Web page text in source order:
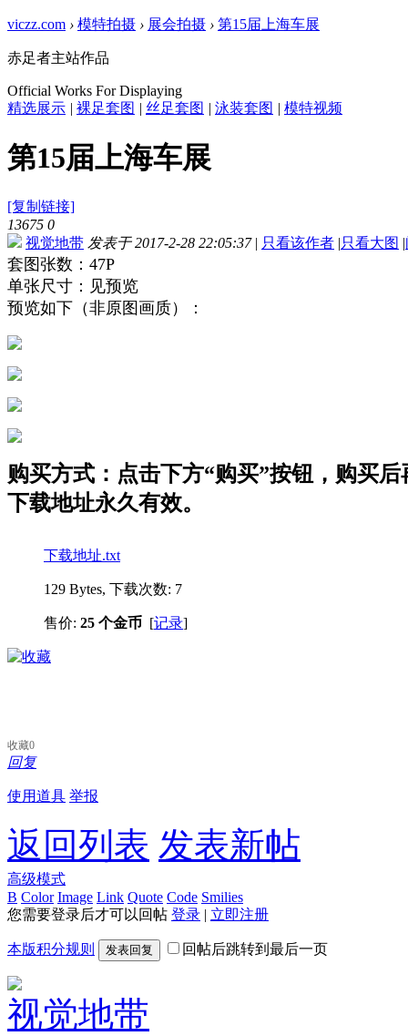
viczz.com › 模特拍摄 › 展会拍摄 › 第15届上海车展
赤足者主站作品
Official Works For Displaying
精选展示 | 裸足套图 | 丝足套图 | 泳装套图 | 模特视频
第15届上海车展
[复制链接]
13675 0
视觉地带 发表于 2017-2-28 22:05:37 | 只看该作者 |只看大图 |
套图张数：47P
单张尺寸：见预览
预览如下（非原图画质）：
购买方式：点击下方“购买”按钮，购买
下载地址永久有效。
下载地址.txt
129 Bytes, 下载次数: 7
售价: 25 个金币 [记录]
收藏0
回复
使用道具 举报
返回列表 发表新帖
高级模式
B Color Image Link Quote Code Smilies
您需要登录后才可以回帖 登录 | 立即注册
本版积分规则 发表回复 回帖后跳转到最后一页
视觉地带